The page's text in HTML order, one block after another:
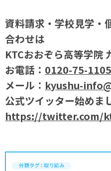
資料請求・学校見学・
合わせは
KTCおおぞら高等学院
お電話： 0120-75-1105
メール： kyushu-
公式ツイッター始めま
https://twitter.com/